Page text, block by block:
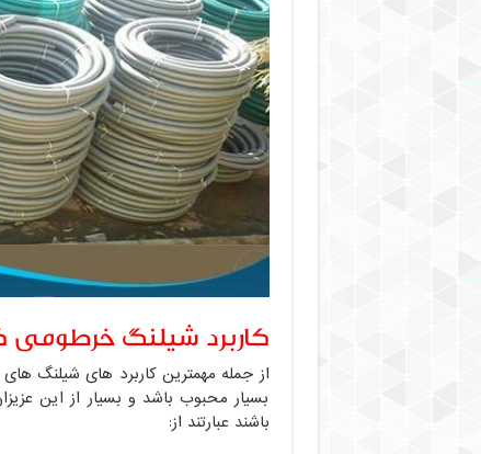
کاربرد شیلنگ خرطومی
از جمله مهمترین کاربرد های شیلنگ
باشند عبارتند از: